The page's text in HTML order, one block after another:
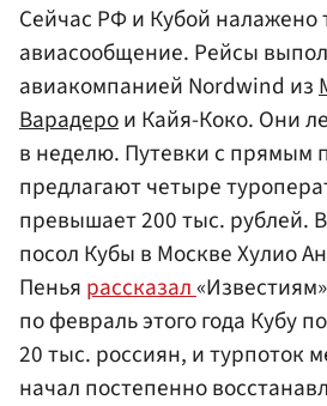
Сейчас РФ и Кубой налажено
авиасообщение. Рейсы
авиакомпанией Nordwind из
Варадерои Кайя-Коко. Они
в неделю. Путевки с прямым
предлагают четыре
превышает 200 тыс. рублей.
посол Кубы в Москве Хулио
Пенья рассказал
по февраль этого года Кубу
20 тыс. россиян, и турпоток
начал постепенно